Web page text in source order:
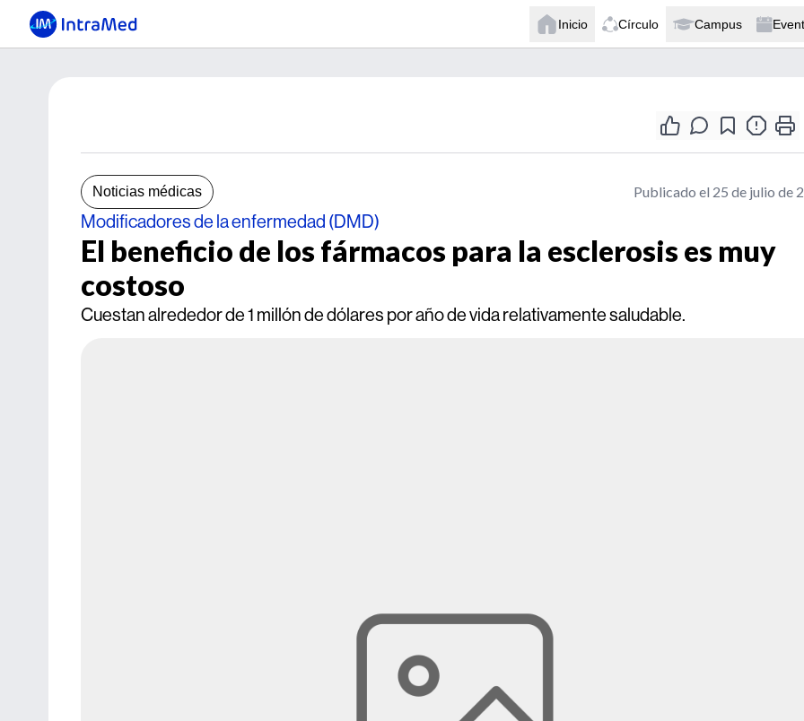
Inicio Círculo Campus
Noticias médicas Publicado el 25 de julio de
Modificadores de la enfermedad (DMD)
El beneficio de los fármacos para la esclerosis es muy
costoso
Cuestan alrededor de 1 millón de dólares por año de vida relativamente saludable.